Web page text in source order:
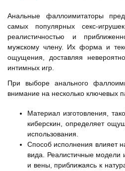
Анальные фаллоимитаторы
самых популярных секс-
реалистичностью и
мужскому члену. Их форма и
ощущения, доставляя
интимных игр.
При выборе анального
внимание на несколько ключевых
Материал изготовления,
киберскин, определяет
использования.
Способ исполнения влияет
вида. Реалистичные модели
и вены, приближаясь к